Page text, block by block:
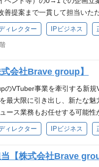
におけるIP創出のみならず
の融合によって、世界80億
関連サイト 公式サイト：
公式メディア：https://
ープ会社一覧：https://
善提案まで一貫して担当いた
応を踏まえながら、IP価値
を活用した番組・動画・イ
成 IP運営チーム、制作チーム
各所との連携・折衝 制作ス
振り返り、改善提案 必須スキ
企画制作または制作ディレク
した経験 社内外の関係者を巻
VTuber、アニメ、ゲーム、音
意欲を重視します。 Adobe
ァンコミュニティ、会員制サ
ィレクター IPビジネス
会社Brave group】
VTuber事業を牽引する新規
最大限に引き出し、新たな魅
ース業務もお任せする可能性
設計、ペルソナ設定 ・
ュール管理 ・タレントの育
るスキル・経験 ❐必須要件
テインメント市場やトレン
ィレクター IPビジネス
【株式会社Brave